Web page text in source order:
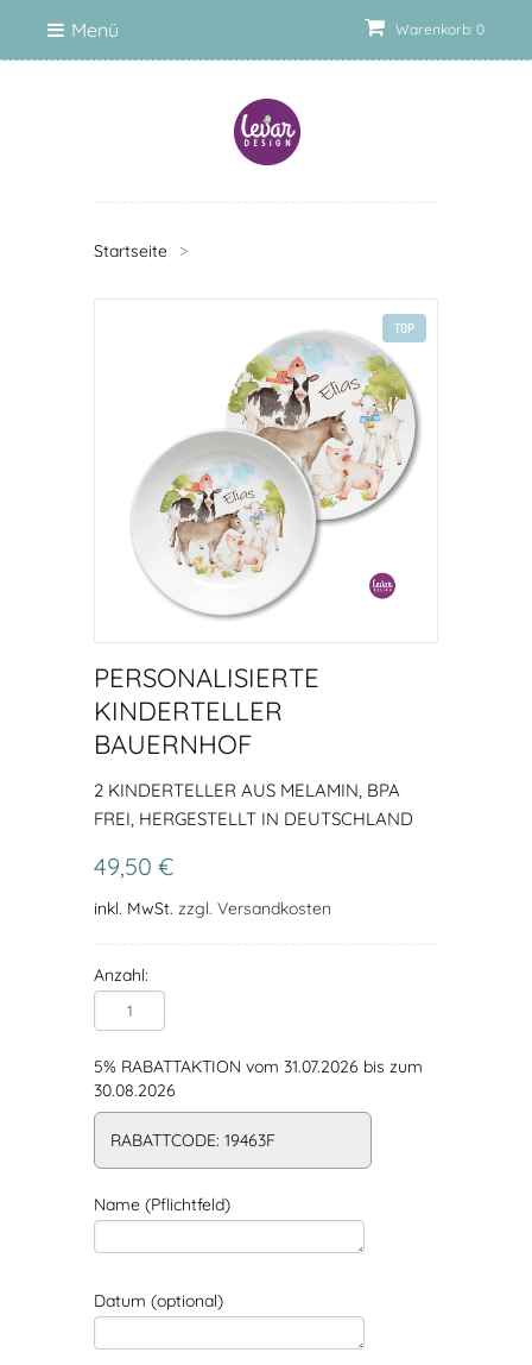
Warenkorb: 0
Menü
Startseite >
TOP
PERSONALISIERTE
KINDERTELLER
BAUERNHOF
2 KINDERTELLER AUS MELAMIN, BPA
FREI, HERGESTELLT IN DEUTSCHLAND
49,50 €
inkl. MwSt. zzgl. Versandkosten
Anzahl:
5% RABATTAKTION vom 31.07.2026 bis zum
30.08.2026
RABATTCODE: 19463F
Name (Pflichtfeld)
Datum (optional)